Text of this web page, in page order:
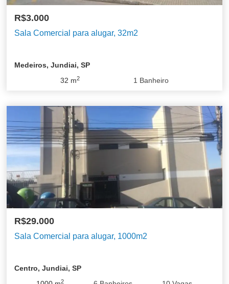
R$3.000
Sala Comercial para alugar, 32m2
Medeiros, Jundiai, SP
32 m2 1 Banheiro
R$29.000
Sala Comercial para alugar, 1000m2
Centro, Jundiai, SP
2